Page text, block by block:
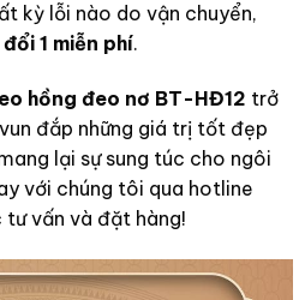
kỳ lỗi nào do vận chuyển,
1 miễn phí.
hồng đeo nơ BT-HĐ12 trở
đắp những giá trị tốt đẹp
lại sự sung túc cho ngôi
với chúng tôi qua hotline
vấn và đặt hàng!